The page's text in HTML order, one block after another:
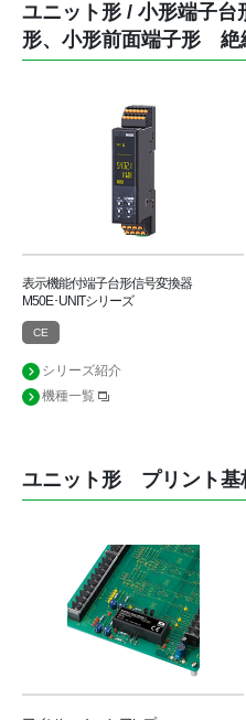
ユニット形 / 小形端子台
形、小形前面端子形 絶
表示機能付端子台形信号変換器
M50E･UNITシリーズ
CE
シリーズ紹介
機種一覧
ユニット形 プリント基